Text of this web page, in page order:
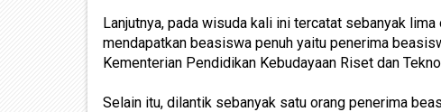
Lanjutnya, pada wisuda kali ini tercatat sebanyak
mendapatkan beasiswa penuh yaitu penerima
Kementerian Pendidikan Kebudayaan Riset dan
Selain itu, dilantik sebanyak satu orang penerima